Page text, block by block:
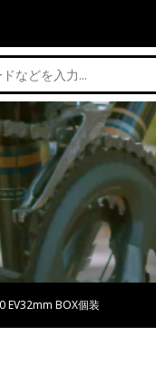
EV32mm BOX個装